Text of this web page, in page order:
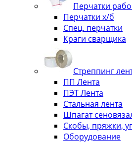
Перчатки
Перчатки х/б
Спец. перчатки
Краги сварщика
Стреппинг
ПП Лента
ПЭТ Лента
Стальная лента
Шпагат
Скобы, пряжки,
Оборудование